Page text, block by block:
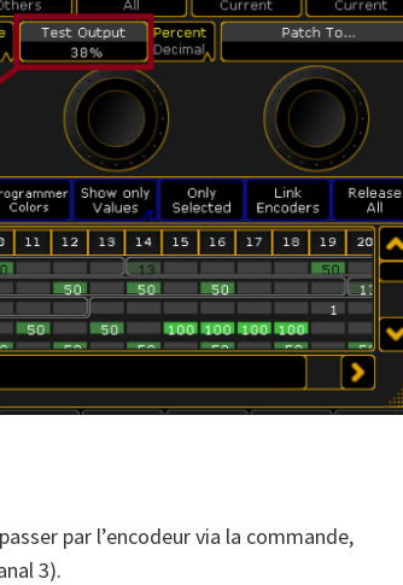
par l’encodeur via la commande,
3).